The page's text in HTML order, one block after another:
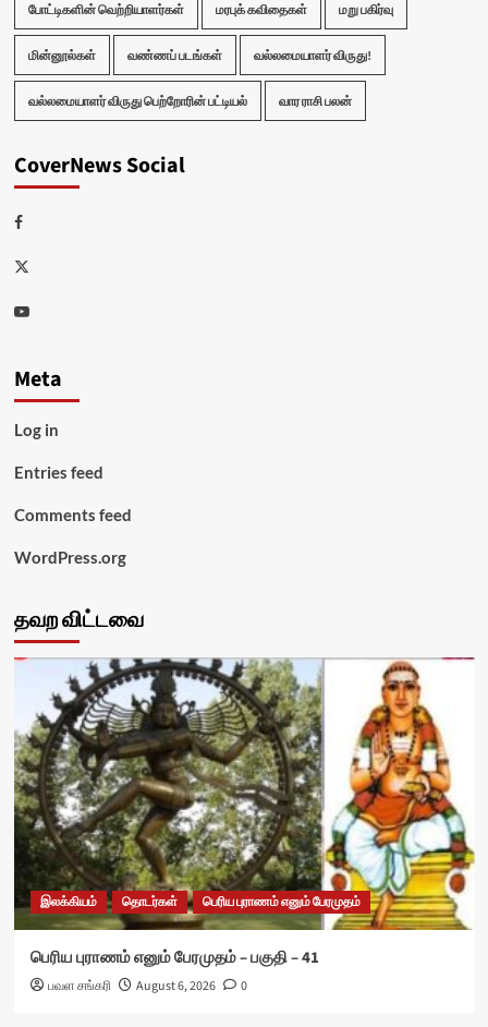
போட்டிகளின் வெற்றியாளர்கள் மரபுக் கவிதைகள் மறு பகிர்வு
மின்னூல்கள் வண்ணப் படங்கள் வல்லமையாளர் விருது!
வல்லமையாளர் விருது பெற்றோரின் பட்டியல் வார ராசி பலன்
CoverNews Social
Facebook
Twitter
Youtube
Meta
Log in
Entries feed
Comments feed
WordPress.org
தவற விட்டவை
இலக்கியம் தொடர்கள் பெரிய புராணம் எனும் பேரமுதம்
பெரிய புராணம் எனும் பேரமுதம் – பகுதி – 41
பவள சங்கரி August 6, 2026 0